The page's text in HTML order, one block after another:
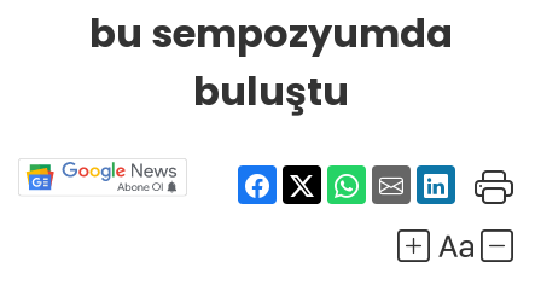
bu sempozyumda
buluştu